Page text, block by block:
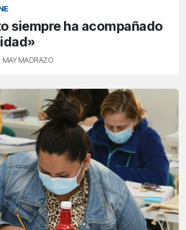
siempre ha acompañado
MADRAZO